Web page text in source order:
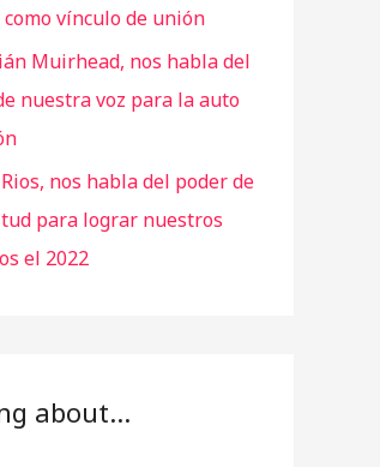
como vínculo de unión
Muirhead, nos habla del
nuestra voz para la auto
nos habla del poder de
para lograr nuestros
el 2022
about…